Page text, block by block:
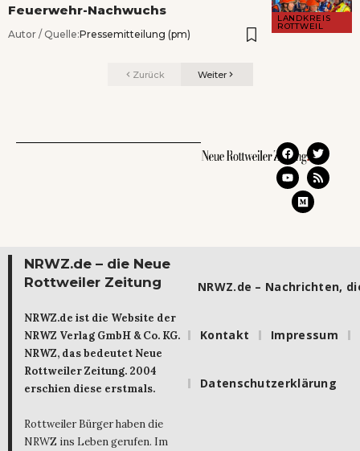
LANDKREIS
ROTTWEIL
Feuerwehr-Nachwuchs
Autor / Quelle:Pressemitteilung (pm)
Zurück Weiter
NRWZ.de – die Neue
Rottweiler Zeitung
NRWZ.de ist die Website der
NRWZ Verlag GmbH & Co. KG.
NRWZ, das bedeutet Neue
Rottweiler Zeitung. 2004
erschien diese erstmals.
Rottweiler Bürger haben die
NRWZ ins Leben gerufen. Im
NRWZ.de – Nachrichten,
Kontakt Impressum
Datenschutzerklärung